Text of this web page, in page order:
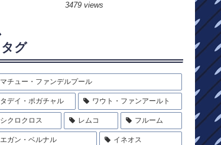
3479 views
タグ
マチュー・ファンデルプール
タデイ・ポガチャル ワウト・ファンアールト
シクロクロス レムコ フルーム
エガン・ベルナル イネオス